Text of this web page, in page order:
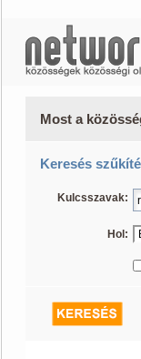
Most a
Keresés
Kulcsszavak:
Hol: